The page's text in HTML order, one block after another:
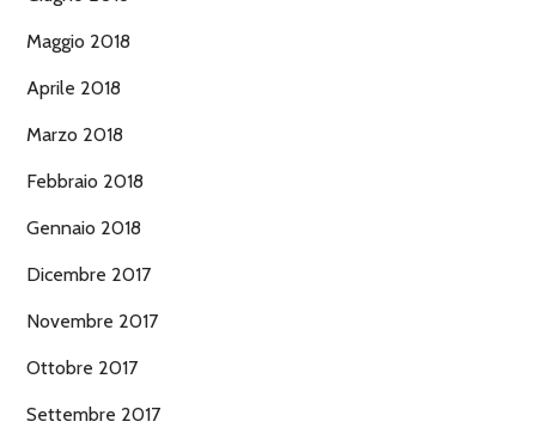
Maggio 2018
Aprile 2018
Marzo 2018
Febbraio 2018
Gennaio 2018
Dicembre 2017
Novembre 2017
Ottobre 2017
Settembre 2017